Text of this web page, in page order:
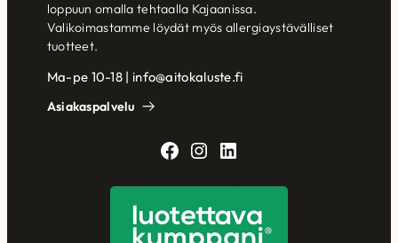
loppuun omalla tehtaalla Kajaanissa.
Valikoimastamme löydät myös allergiaystävälliset
tuotteet.
Ma-pe 10-18 | info@aitokaluste.fi
Asiakaspalvelu
Facebook
Instagram
LinkedIn